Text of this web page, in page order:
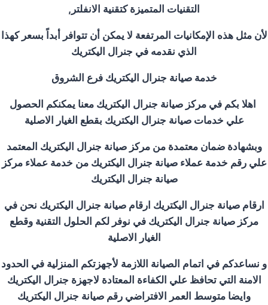
التقنيات المتميزة كتقنية الانفلتر ,
لأن مثل هذه الإمكانيات المرتفعة لا يمكن أن تتوافر أبداً بسعر كهذا
الذي نقدمه في جنرال اليكتريك
خدمة صيانة جنرال اليكتريك فرع الشروق
اهلا بكم في مركز صيانة جنرال اليكتريك معنا يمكنكم الحصول
علي خدمات صيانة جنرال اليكتريك بقطع الغيار الاصلية
وبشهادة ضمان معتمدة من مركز صيانة جنرال اليكتريك المعتمد
علي رقم خدمة عملاء صيانة جنرال اليكتريك من خدمة عملاء مركز
صيانة جنرال اليكتريك
ارقام صيانة جنرال اليكتريك ارقام صيانة جنرال اليكتريك نحن في
مركز صيانة جنرال اليكتريك في نوفر لكم الحلول التقنية وقطع
الغيار الاصلية
و نساعدكم في اتمام الصيانة اللازمة لأجهزتكم المنزلية في الحدود
الامنة التي تحافظ علي الكفاءة المعتادة لاجهزة جنرال اليكتريك
وايضا متوسط العمر الافتراضي رقم صيانة جنرال اليكتريك